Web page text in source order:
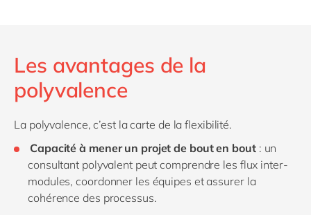
Les avantages de la
polyvalence
La polyvalence, c’est la carte de la flexibilité.
Capacité à mener un projet de bout en bout: un
consultant polyvalent peut comprendre les flux inter-
modules, coordonner les équipes et assurer la
cohérence des processus.